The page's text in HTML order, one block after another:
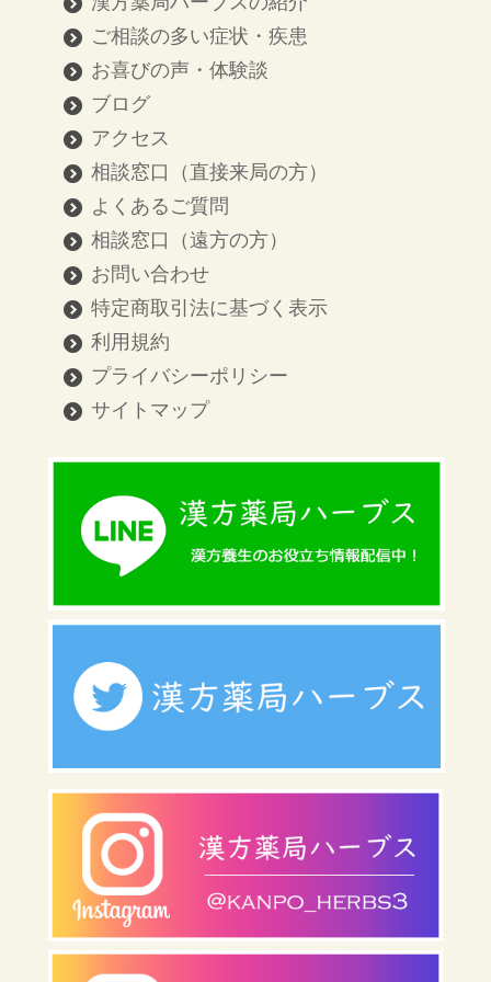
ご相談の多い症状・疾患
お喜びの声・体験談
ブログ
アクセス
相談窓口（直接来局の方）
よくあるご質問
相談窓口（遠方の方）
お問い合わせ
特定商取引法に基づく表示
利用規約
プライバシーポリシー
サイトマップ